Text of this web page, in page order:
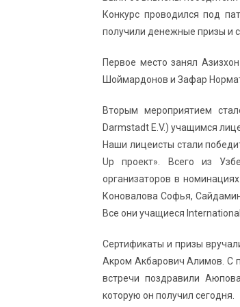
Конкурс проводился под
получили денежные призы и
Первое место занял
Шоймардонов и Зафар
Вторым мероприятием
Darmstadt E.V.) учащимся
Наши лицеисты стали
Up проект». Всего из
организаторов в
Коновалова Софья,
Все они учащиеся
Сертификаты и призы
Акром Акбарович Алимов. С
встречи поздравили
которую он получил сегодня.